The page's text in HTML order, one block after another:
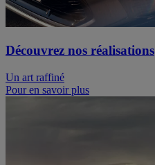
Découvrez nos réalisations
Un art raffiné
Pour en savoir plus